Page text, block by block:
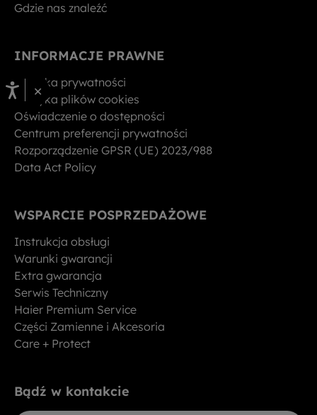
Gdzie nas znaleźć
INFORMACJE PRAWNE
Polityka prywatności
Polityka plików cookies
Oświadczenie o dostępności
Centrum preferencji prywatności
Rozporządzenie GPSR (UE) 2023/988
Data Act Policy
WSPARCIE POSPRZEDAŻOWE
Instrukcja obsługi
Warunki gwarancji
Extra gwarancja
Serwis Techniczny
Haier Premium Service
Części Zamienne i Akcesoria
Care + Protect
Bądź w kontakcie
×